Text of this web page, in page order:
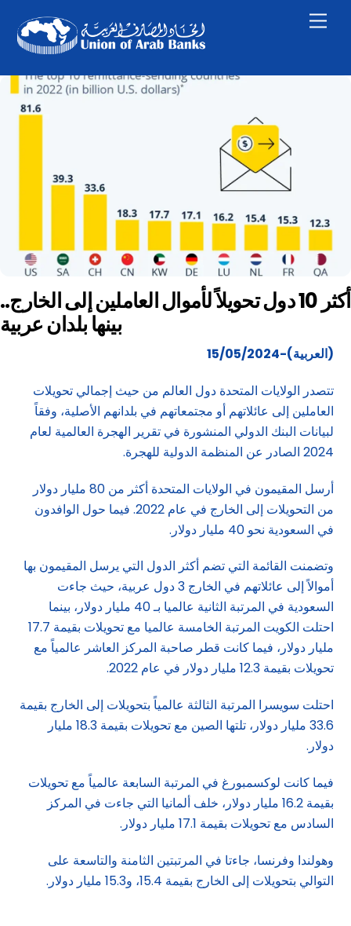
content
أكثر 10 دول تحويلاً لأموال العاملين إلى الخارج..
بينها بلدان عربية
(العربية)-15/05/2024
تتصدر الولايات المتحدة دول العالم من حيث إجمالي تحويلات
العاملين إلى عائلاتهم أو مجتمعاتهم في بلدانهم الأصلية، وفقاً
لبيانات البنك الدولي المنشورة في تقرير الهجرة العالمية لعام
2024 الصادر عن المنظمة الدولية للهجرة.
أرسل المقيمون في الولايات المتحدة أكثر من 80 مليار دولار
من التحويلات إلى الخارج في عام 2022. فيما حول الوافدون
في السعودية نحو 40 مليار دولار.
وتضمنت القائمة التي تضم أكثر الدول التي يرسل المقيمون بها
أموالاً إلى عائلاتهم في الخارج 3 دول عربية، حيث جاءت
السعودية في المرتبة الثانية عالميا بـ 40 مليار دولار، بينما
احتلت الكويت المرتبة الخامسة عالميا مع تحويلات بقيمة 17.7
مليار دولار، فيما كانت قطر صاحبة المركز العاشر عالمياً مع
تحويلات بقيمة 12.3 مليار دولار في عام 2022.
احتلت سويسرا المرتبة الثالثة عالمياً بتحويلات إلى الخارج بقيمة
33.6 مليار دولار، تلتها الصين مع تحويلات بقيمة 18.3 مليار
دولار.
فيما كانت لوكسمبورغ في المرتبة السابعة عالمياً مع تحويلات
بقيمة 16.2 مليار دولار، خلف ألمانيا التي جاءت في المركز
السادس مع تحويلات بقيمة 17.1 مليار دولار.
وهولندا وفرنسا، جاءتا في المرتبتين الثامنة والتاسعة على
التوالي بتحويلات إلى الخارج بقيمة 15.4، و15.3 مليار دولار.